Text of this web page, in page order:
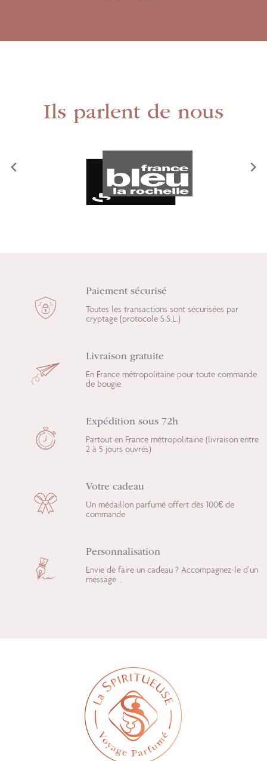
Ils parlent de nous
< >
Paiement sécurisé
Toutes les transactions sont sécurisées par
cryptage (protocole S.S.L.)
Livraison gratuite
En France métropolitaine pour toute commande
de bougie
Expédition sous 72h
Partout en France métropolitaine (livraison entre
2 à 5 jours ouvrés)
Votre cadeau
Un médaillon parfumé offert dès 100€ de
commande
Personnalisation
Envie de faire un cadeau ? Accompagnez-le d’un
message...